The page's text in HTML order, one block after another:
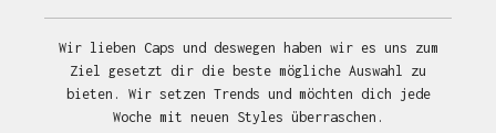
Wir lieben Caps und deswegen haben wir es uns zum
Ziel gesetzt dir die beste mögliche Auswahl zu
bieten. Wir setzen Trends und möchten dich jede
Woche mit neuen Styles überraschen.